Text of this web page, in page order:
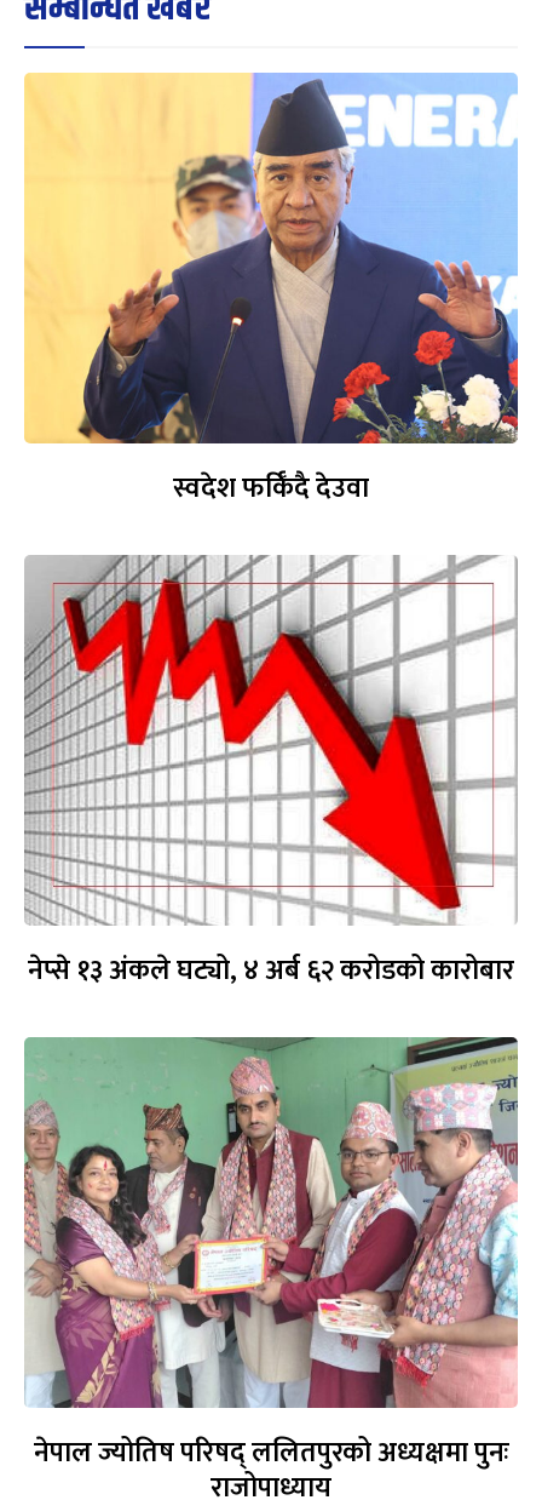
स्वदेश फर्किँदै देउवा
नेप्से १३ अंकले घट्यो, ४ अर्ब ६२ करोडको कारोबार
नेपाल ज्योतिष परिषद् ललितपुरको अध्यक्षमा पुनः
राजोपाध्याय